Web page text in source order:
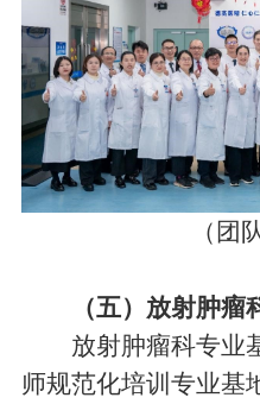
（团
（五）放射肿瘤
放射肿瘤科专业
师规范化培训专业基